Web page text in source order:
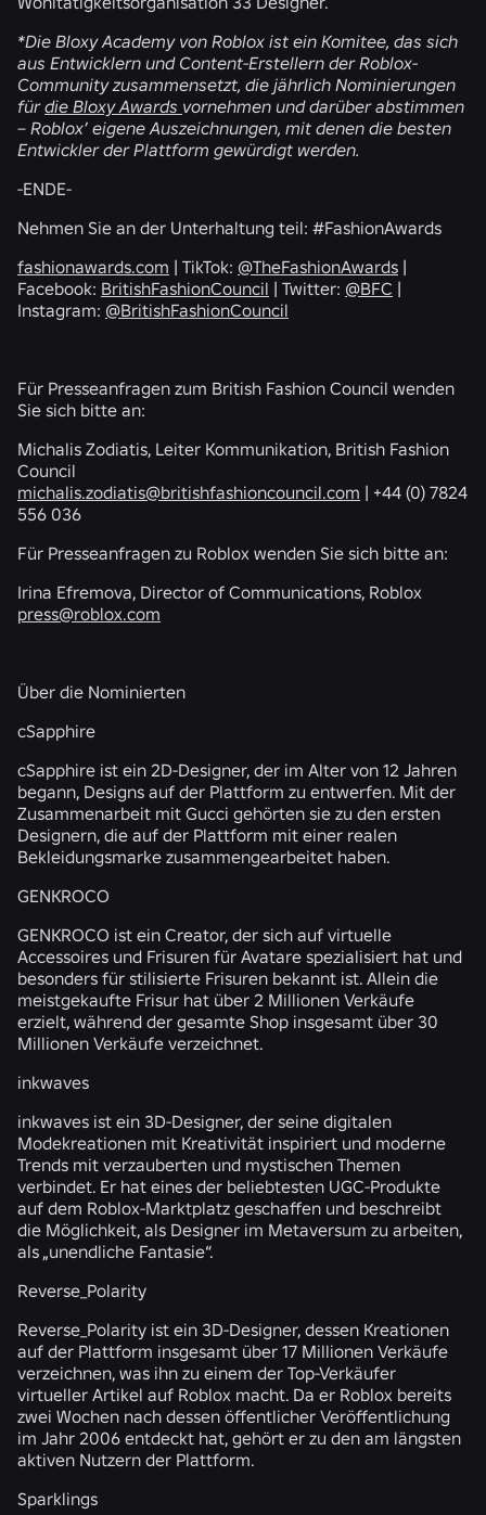
*Die Bloxy Academy von Roblox ist ein Komitee, das sich
aus Entwicklern und Content-Erstellern der Roblox-
Community zusammensetzt, die jährlich Nominierungen
fürdie Bloxy Awards vornehmen und darüber abstimmen
– Roblox’ eigene Auszeichnungen, mit denen die besten
Entwickler der Plattform gewürdigt werden.
-ENDE-
Nehmen Sie an der Unterhaltung teil: #FashionAwards
fashionawards.com | TikTok: @TheFashionAwards |
Facebook: BritishFashionCouncil | Twitter: @BFC |
Instagram: @BritishFashionCouncil
Für Presseanfragen zum British Fashion Council wenden
Sie sich bitte an:
Michalis Zodiatis, Leiter Kommunikation, British Fashion
Council
michalis.zodiatis@britishfashioncouncil.com | +44 (0) 7824
556 036
Für Presseanfragen zu Roblox wenden Sie sich bitte an:
Irina Efremova, Director of Communications, Roblox
press@roblox.com
Über die Nominierten
cSapphire
cSapphire ist ein 2D-Designer, der im Alter von 12 Jahren
begann, Designs auf der Plattform zu entwerfen. Mit der
Zusammenarbeit mit Gucci gehörten sie zu den ersten
Designern, die auf der Plattform mit einer realen
Bekleidungsmarke zusammengearbeitet haben.
GENKROCO
GENKROCO ist ein Creator, der sich auf virtuelle
Accessoires und Frisuren für Avatare spezialisiert hat und
besonders für stilisierte Frisuren bekannt ist. Allein die
meistgekaufte Frisur hat über 2 Millionen Verkäufe
erzielt, während der gesamte Shop insgesamt über 30
Millionen Verkäufe verzeichnet.
inkwaves
inkwaves ist ein 3D-Designer, der seine digitalen
Modekreationen mit Kreativität inspiriert und moderne
Trends mit verzauberten und mystischen Themen
verbindet. Er hat eines der beliebtesten UGC-Produkte
auf dem Roblox-Marktplatz geschaffen und beschreibt
die Möglichkeit, als Designer im Metaversum zu arbeiten,
als „unendliche Fantasie“.
Reverse_Polarity
Reverse_Polarity ist ein 3D-Designer, dessen Kreationen
auf der Plattform insgesamt über 17 Millionen Verkäufe
verzeichnen, was ihn zu einem der Top-Verkäufer
virtueller Artikel auf Roblox macht. Da er Roblox bereits
zwei Wochen nach dessen öffentlicher Veröffentlichung
im Jahr 2006 entdeckt hat, gehört er zu den am längsten
aktiven Nutzern der Plattform.
Sparklings